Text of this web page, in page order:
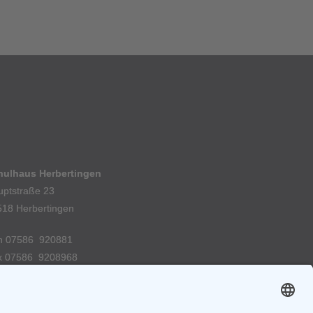
Herbertingen
23
Herbertingen
07586 920881
07586 9208968